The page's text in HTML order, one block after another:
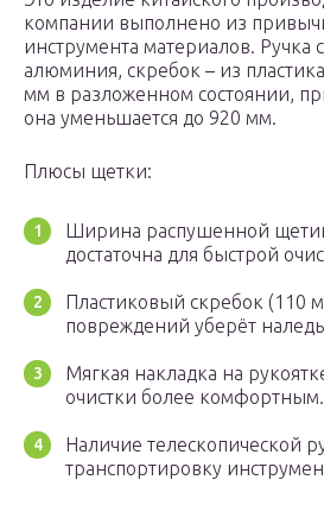
компании выполнено из
инструмента материалов. Ручка
алюминия, скребок – из
мм в разложенном состоянии,
она уменьшается до 920 мм.
Плюсы щетки:
Ширина распушенной
достаточна для быстрой
Пластиковый скребок (110
повреждений уберёт наледь
Мягкая накладка на
очистки более комфортным.
Наличие телескопической
транспортировку